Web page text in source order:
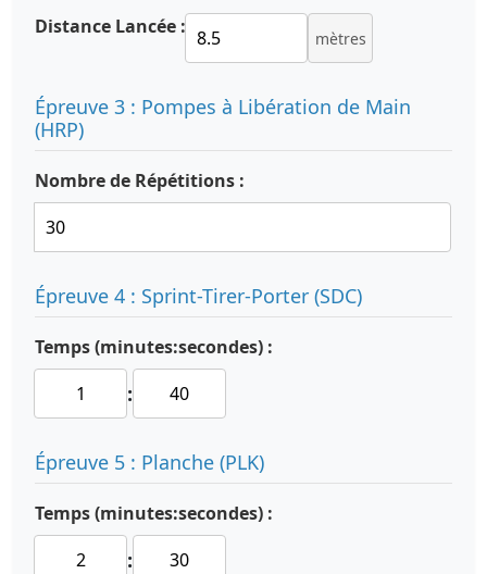
Distance Lancée : mètres
Épreuve 3 : Pompes à Libération de Main
(HRP)
Nombre de Répétitions :
Épreuve 4 : Sprint-Tirer-Porter (SDC)
Temps (minutes:secondes) :
:
Épreuve 5 : Planche (PLK)
Temps (minutes:secondes) :
: